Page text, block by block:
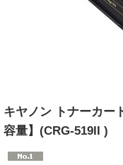
キヤノン トナーカー
容量】(CRG-519II )